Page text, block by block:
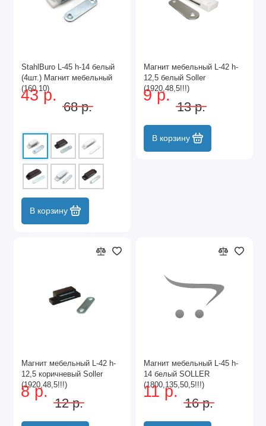
StahlBuro L-45 h-14 белый
(4шт.) Магнит мебельный
(160,10)
43 р.
68 р.
В корзину
Магнит мебельный L-42 h-
12,5 белый Soller
(1920,48,5!!!)
9 р.
13 р.
В корзину
Магнит мебельный L-42 h-
12,5 коричневый Soller
(1920,48,5!!!)
8 р.
12 р.
Магнит мебельный L-45 h-
14 белый SOLLER
(1800,135,50,5!!!)
11 р.
16 р.